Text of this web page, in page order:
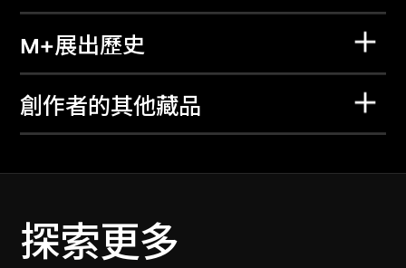
M+展出歷史
創作者的其他藏品
探索更多